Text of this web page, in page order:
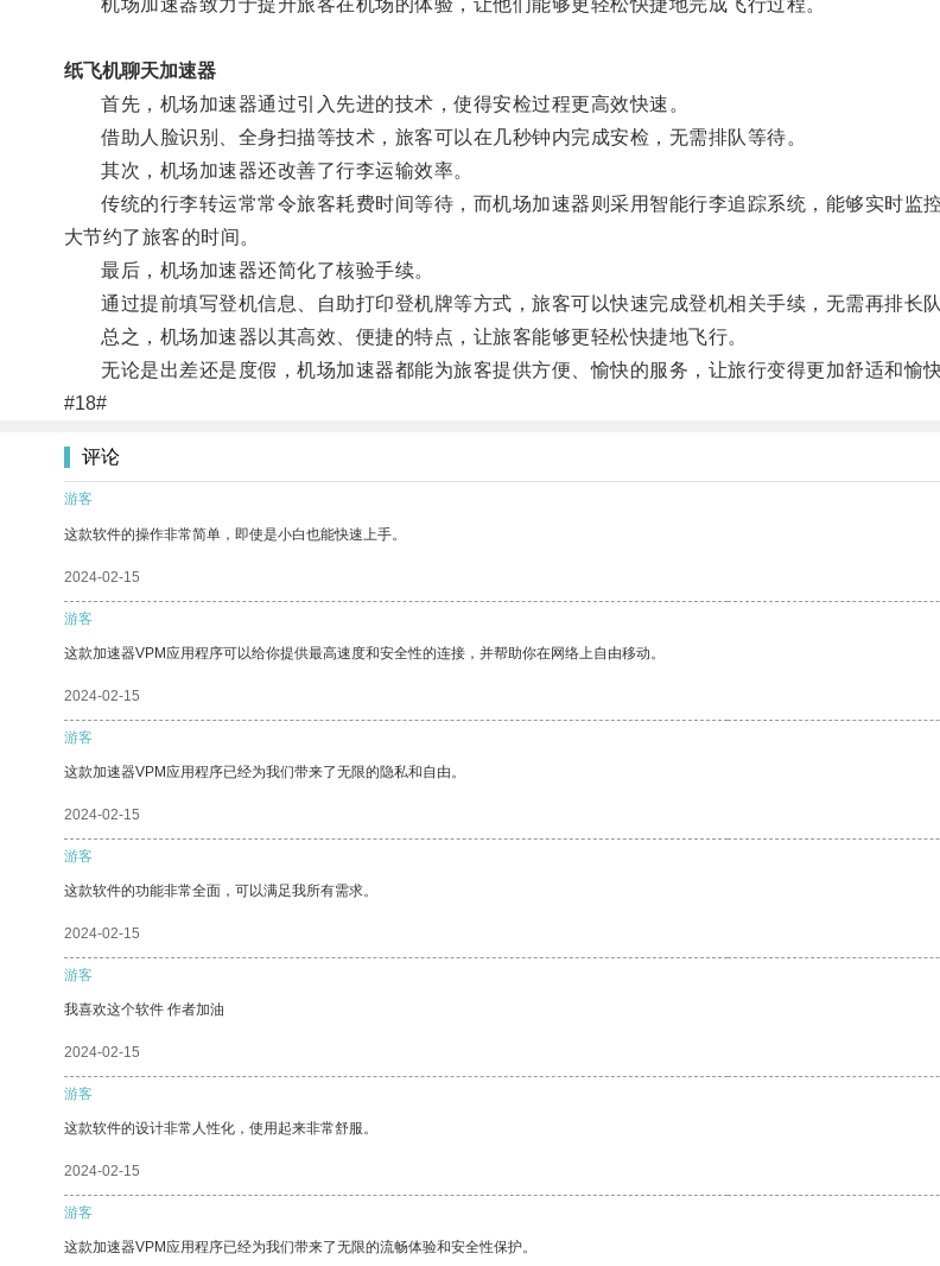
机场加速器致力于提升旅客在机场的体验，让他们能够更轻松快捷地完成飞行过程。
纸飞机聊天加速器
首先，机场加速器通过引入先进的技术，使得安检过程更高效快速。
借助人脸识别、全身扫描等技术，旅客可以在几秒钟内完成安检，无需排队等待。
其次，机场加速器还改善了行李运输效率。
传统的行李转运常常令旅客耗费时间等待，而机场加速器则采用智能行李追踪系统，能够实时监
大节约了旅客的时间。
最后，机场加速器还简化了核验手续。
通过提前填写登机信息、自助打印登机牌等方式，旅客可以快速完成登机相关手续，无需再排长队
总之，机场加速器以其高效、便捷的特点，让旅客能够更轻松快捷地飞行。
无论是出差还是度假，机场加速器都能为旅客提供方便、愉快的服务，让旅行变得更加舒适和愉快
#18#
评论
游客
这款软件的操作非常简单，即使是小白也能快速上手。
2024-02-15
游客
这款加速器VPM应用程序可以给你提供最高速度和安全性的连接，并帮助你在网络上自由移动。
2024-02-15
游客
这款加速器VPM应用程序已经为我们带来了无限的隐私和自由。
2024-02-15
游客
这款软件的功能非常全面，可以满足我所有需求。
2024-02-15
游客
我喜欢这个软件 作者加油
2024-02-15
游客
这款软件的设计非常人性化，使用起来非常舒服。
2024-02-15
游客
这款加速器VPM应用程序已经为我们带来了无限的流畅体验和安全性保护。